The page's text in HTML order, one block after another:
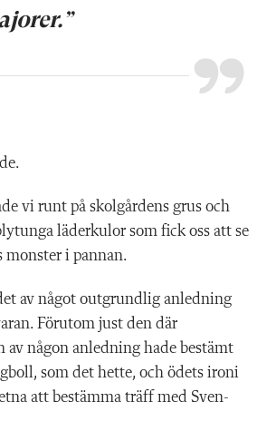
vi runt på skolgårdens grus och
läderkulor som fick oss att se
monster i pannan.
av något outgrundlig anledning
Förutom just den där
av någon anledning hade bestämt
som det hette, och ödets ironi
att bestämma träff med Sven-